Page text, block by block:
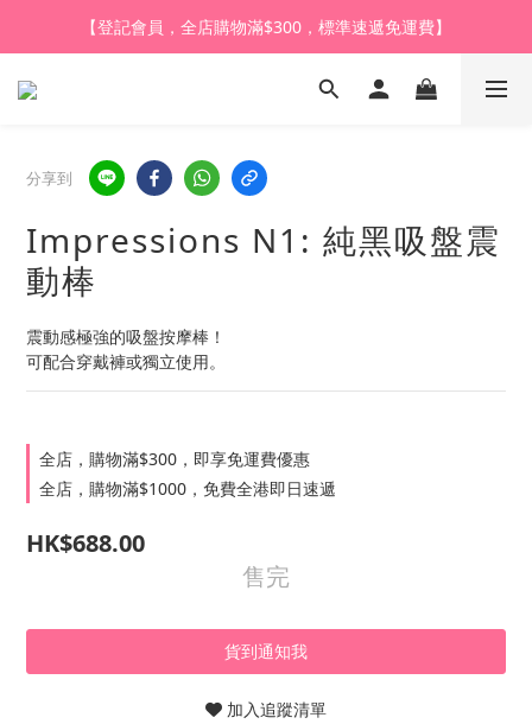
【登記會員，全店購物滿$1,000，即享全單95折】
【登記會員，全店購物滿$300，標準速遞免運費】
【購買任何產品，9折體驗價換購HARU皇牌潤滑液】
分享到
Impressions N1: 純黑吸盤震
動棒
震動感極強的吸盤按摩棒！
可配合穿戴褲或獨立使用。
全店，購物滿$300，即享免運費優惠
全店，購物滿$1000，免費全港即日速遞
HK$688.00
售完
貨到通知我
加入追蹤清單